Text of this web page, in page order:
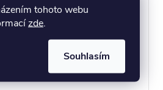
tohoto webu
zde.
Souhlasím